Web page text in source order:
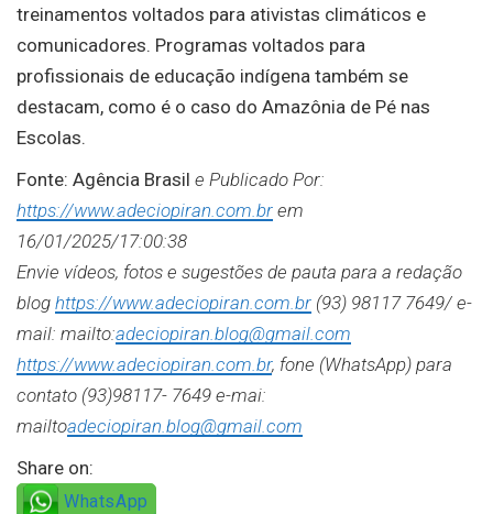
treinamentos voltados para ativistas climáticos e
comunicadores. Programas voltados para
profissionais de educação indígena também se
destacam, como é o caso do Amazônia de Pé nas
Escolas.
Fonte: Agência Brasil e Publicado Por:
https://www.adeciopiran.com.br em
16/01/2025/17:00:38
Envie vídeos, fotos e sugestões de pauta para a redação
blog https://www.adeciopiran.com.br (93) 98117 7649/ e-
mail: mailto:adeciopiran.blog@gmail.com
https://www.adeciopiran.com.br, fone (WhatsApp) para
contato (93)98117- 7649 e-mai:
mailtoadeciopiran.blog@gmail.com
Share on:
WhatsApp